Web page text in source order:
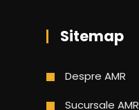
Sitemap
Despre AMR
Sucursale AMR